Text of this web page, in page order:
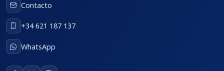
y clubes náuticos. La XXVII edición reunió a una
amplia flota internacional...
Contacto
+34 621 187 137
WhatsApp